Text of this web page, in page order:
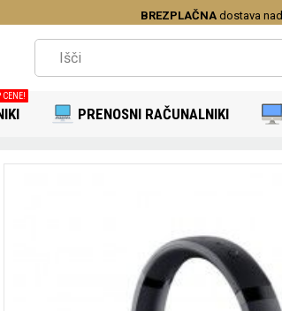
BREZPLAČNAdostava nad
CENE!
PRENOSNI RAČUNALNIKI